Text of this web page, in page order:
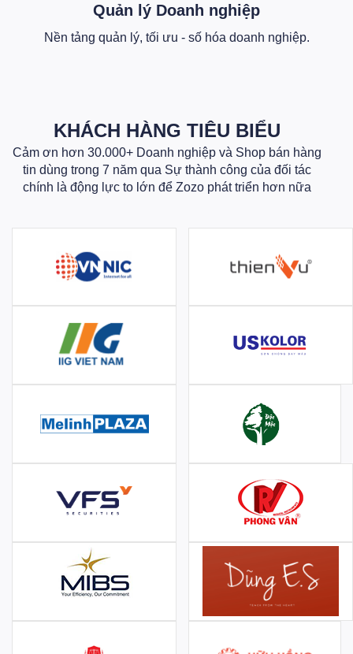
Quản lý Doanh nghiệp
Nền tảng quản lý, tối ưu - số hóa doanh nghiệp.
KHÁCH HÀNG TIÊU BIỂU
Cảm ơn hơn 30.000+ Doanh nghiệp và Shop bán hàng
tin dùng trong 7 năm qua Sự thành công của đối tác
chính là động lực to lớn để Zozo phát triển hơn nữa